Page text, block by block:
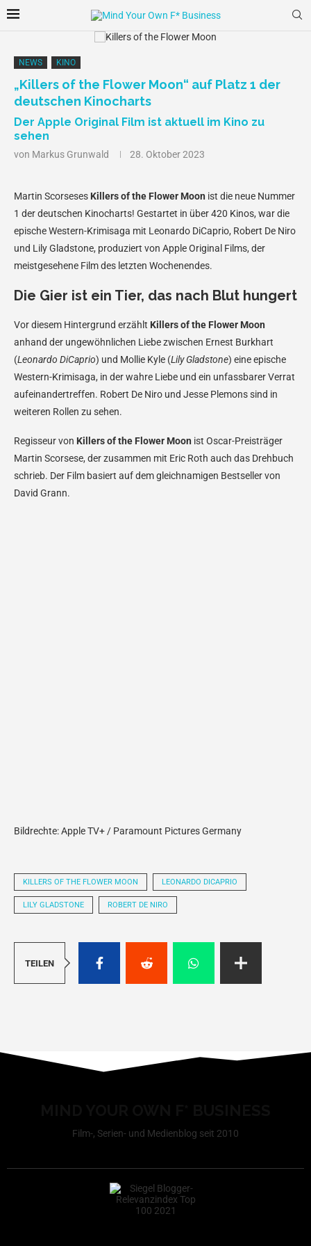
NEWS KINO
„Killers of the Flower Moon“ auf Platz 1 der
deutschen Kinocharts
Der Apple Original Film ist aktuell im Kino zu
sehen
von Markus Grunwald 28. Oktober 2023
Martin Scorseses Killers of the Flower Moon ist die neue Nummer
1 der deutschen Kinocharts! Gestartet in über 420 Kinos, war die
epische Western-Krimisaga mit Leonardo DiCaprio, Robert De Niro
und Lily Gladstone, produziert von Apple Original Films, der
meistgesehene Film des letzten Wochenendes.
Die Gier ist ein Tier, das nach Blut hungert
Vor diesem Hintergrund erzählt Killers of the Flower Moon
anhand der ungewöhnlichen Liebe zwischen Ernest Burkhart
(Leonardo DiCaprio) und Mollie Kyle (Lily Gladstone) eine epische
Western-Krimisaga, in der wahre Liebe und ein unfassbarer Verrat
aufeinandertreffen. Robert De Niro und Jesse Plemons sind in
weiteren Rollen zu sehen.
Regisseur von Killers of the Flower Moon ist Oscar-Preisträger
Martin Scorsese, der zusammen mit Eric Roth auch das Drehbuch
schrieb. Der Film basiert auf dem gleichnamigen Bestseller von
David Grann.
Bildrechte: Apple TV+ / Paramount Pictures Germany
KILLERS OF THE FLOWER MOON LEONARDO DICAPRIO
LILY GLADSTONE ROBERT DE NIRO
TEILEN
Film-, Serien- und Medienblog seit 2010